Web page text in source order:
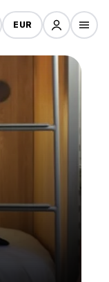
EUR